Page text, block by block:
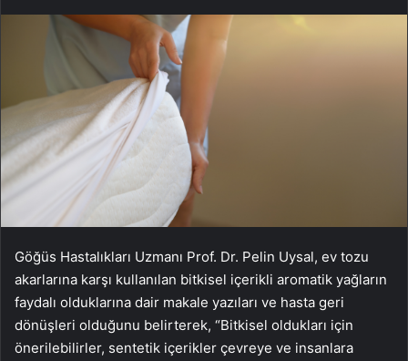
Göğüs Hastalıkları Uzmanı Prof. Dr. Pelin Uysal, ev tozu
akarlarına karşı kullanılan bitkisel içerikli aromatik yağların
faydalı olduklarına dair makale yazıları ve hasta geri
dönüşleri olduğunu belirterek, “Bitkisel oldukları için
önerilebilirler, sentetik içerikler çevreye ve insanlara